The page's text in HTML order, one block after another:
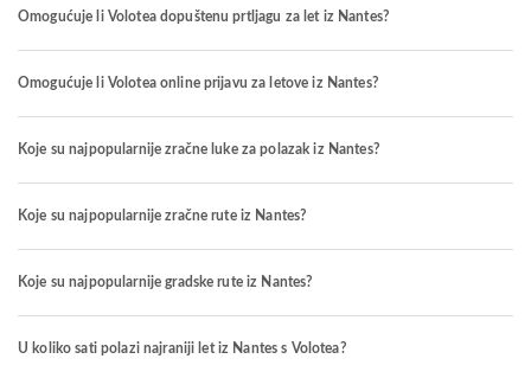
Omogućuje li Volotea dopuštenu prtljagu za let iz Nantes?
Omogućuje li Volotea online prijavu za letove iz Nantes?
Koje su najpopularnije zračne luke za polazak iz Nantes?
Koje su najpopularnije zračne rute iz Nantes?
Koje su najpopularnije gradske rute iz Nantes?
U koliko sati polazi najraniji let iz Nantes s Volotea?